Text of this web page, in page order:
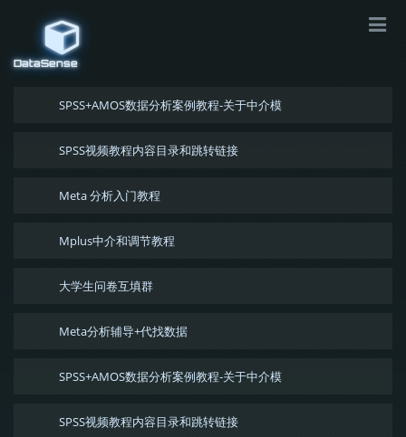
DataSense
SPSS+AMOS数据分析案例教程-关于中介模
SPSS视频教程内容目录和跳转链接
Meta 分析入门教程
Mplus中介和调节教程
大学生问卷互填群
Meta分析辅导+代找数据
SPSS+AMOS数据分析案例教程-关于中介模
SPSS视频教程内容目录和跳转链接